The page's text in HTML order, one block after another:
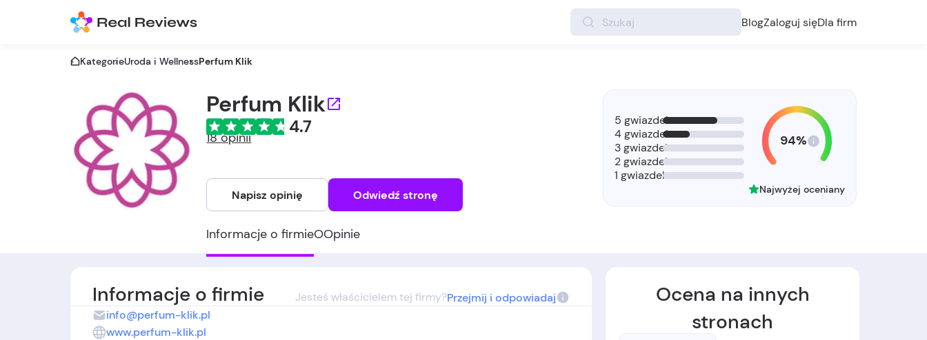
BlogZaloguj sięDla firm
KategorieUroda i WellnessPerfum Klik
Perfum Klik
4.7
18 opinii
Napisz opinię Odwiedź stronę
Informacje o firmieOOpinie
5 gwiazdek
4 gwiazdek
3 gwiazdek
2 gwiazdek
1 gwiazdek
94%
Najwyżej oceniany
Informacje o firmie Jesteś właścicielem tej firmy?Przejmij i odpowiadaj
info@perfum-klik.pl
www.perfum-klik.pl
Ocena na innych
stronach